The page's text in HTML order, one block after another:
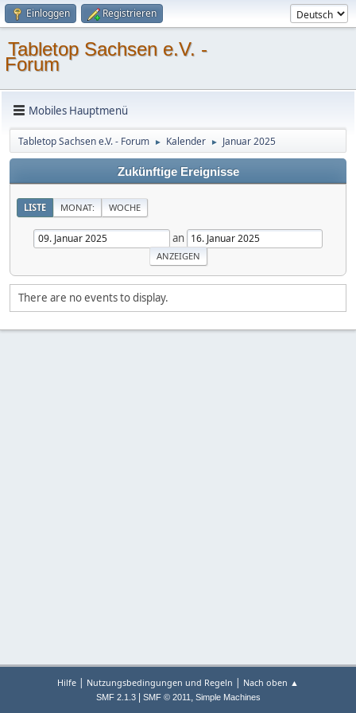
Einloggen Registrieren
Tabletop Sachsen e.V. -
Forum
Mobiles Hauptmenü
Tabletop Sachsen e.V. - Forum ► Kalender ► Januar 2025
Zukünftige Ereignisse
LISTE MONAT: WOCHE
an
There are no events to display.
Hilfe | Nutzungsbedingungen und Regeln | Nach oben ▲
SMF 2.1.3| SMF © 2011, Simple Machines